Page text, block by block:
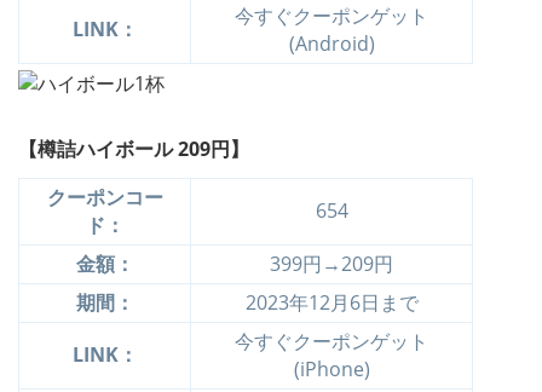
LINK：
今すぐクーポンゲット
(Android)
【樽詰ハイボール 209円】
クーポンコー
ド：
654
金額：
399円→209円
期間：
2023年12月6日まで
LINK：
今すぐクーポンゲット
(iPhone)